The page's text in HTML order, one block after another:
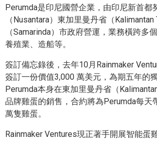
Perumda是印尼國營企業，由印尼新首都
（Nusantara）東加里曼丹省（
（Samarinda）市政府營運，業務橫跨多
養殖業、造船等。
簽訂備忘錄後，去年10月Rainmaker
簽訂一份價值3,000 萬美元，為期五年的
Perumda本身在東加里曼丹省（
品牌雞蛋的銷售，合約將為Perumda每天
萬隻雞蛋。
Rainmaker Ventures現正著手開展智能蛋